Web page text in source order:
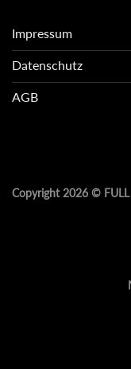
Impressum
Datenschutz
AGB
Copyright 2026 ©